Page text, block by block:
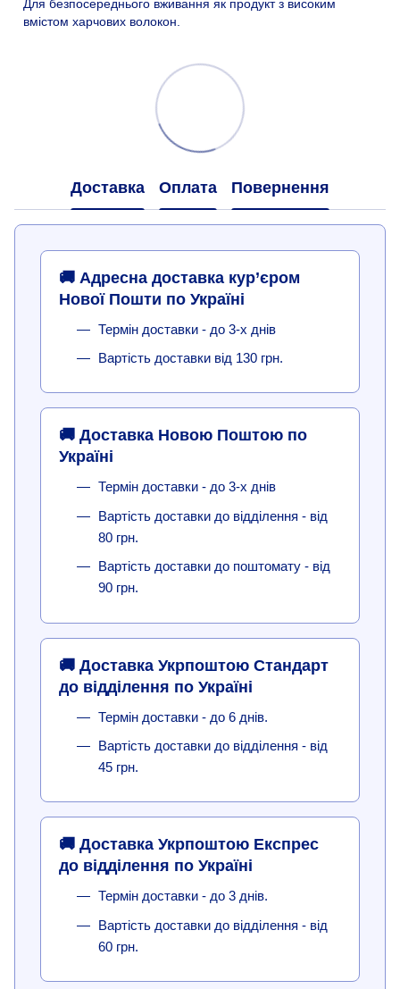
Для безпосереднього вживання як продукт з високим
вмістом харчових волокон.
Доставка Оплата Повернення
🚚 Адресна доставка кур’єром
Нової Пошти по Україні
Термін доставки - до 3-х днів
Вартість доставки від 130 грн.
🚚 Доставка Новою Поштою по
Україні
Термін доставки - до 3-х днів
Вартість доставки до відділення - від
80 грн.
Вартість доставки до поштомату - від
90 грн.
🚚 Доставка Укрпоштою Стандарт
до відділення по Україні
Термін доставки - до 6 днів.
Вартість доставки до відділення - від
45 грн.
🚚 Доставка Укрпоштою Експрес
до відділення по Україні
Термін доставки - до 3 днів.
Вартість доставки до відділення - від
60 грн.